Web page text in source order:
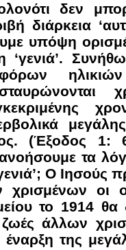
δεν
διάρκεια
υπόψη
‘γενιά’.
(Έξοδος 1:
τα
Ο Ιησούς
χρισμένων οι
το 1914 θα
ζωές άλλων
έναρξη της